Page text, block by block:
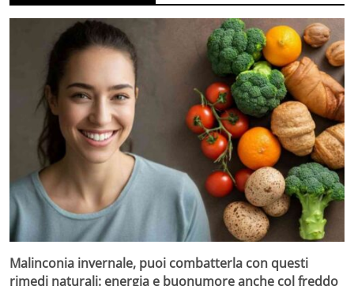
Malinconia invernale, puoi combatterla con questi
rimedi naturali: energia e buonumore anche col freddo